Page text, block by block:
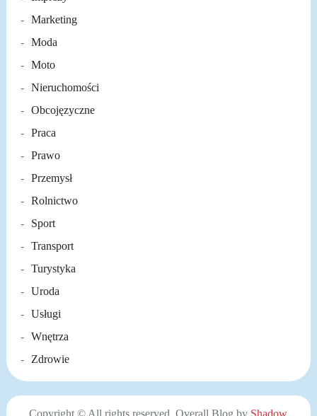
Marketing
Moda
Moto
Nieruchomości
Obcojęzyczne
Praca
Prawo
Przemysł
Rolnictwo
Sport
Transport
Turystyka
Uroda
Usługi
Wnętrza
Zdrowie